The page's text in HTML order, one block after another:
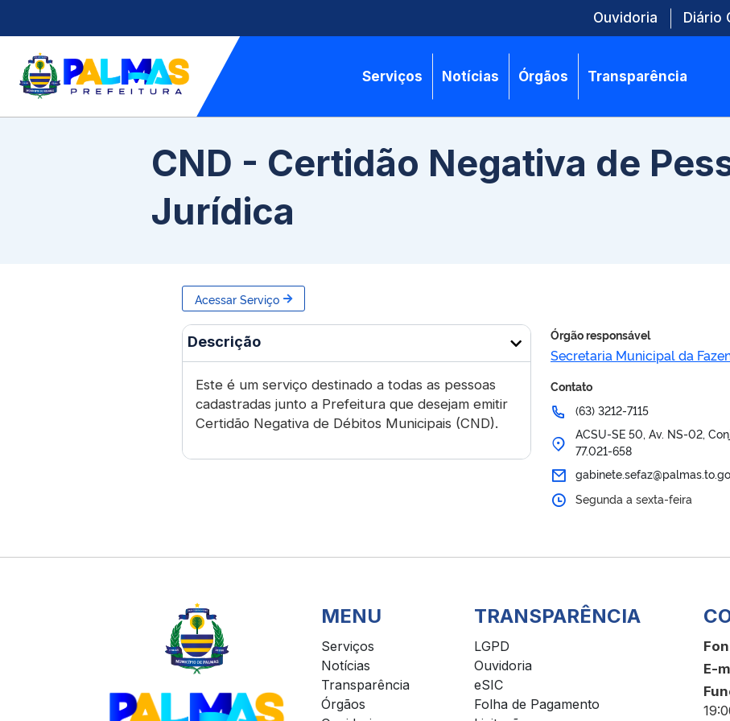
Ouvidoria Diário
Serviços Notícias Órgãos Transparência
CND - Certidão Negativa de
Jurídica
Acessar Serviço
Descrição
Este é um serviço destinado a todas as pessoas
cadastradas junto a Prefeitura que desejam emitir
Certidão Negativa de Débitos Municipais (CND).
Órgão responsável
Secretaria Municipal da
Contato
(63) 3212-7115
ACSU-SE 50, Av. NS-02,
77.021-658
Segunda a sexta-feira
MENU
Serviços
Notícias
Transparência
Órgãos
TRANSPARÊNCIA
LGPD
Ouvidoria
eSIC
Folha de Pagamento
E-